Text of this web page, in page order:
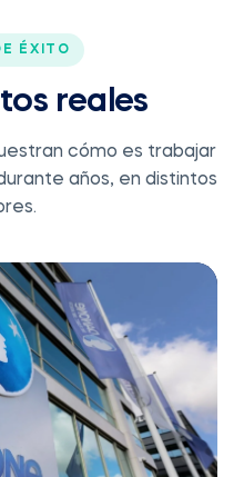
ÉXITO
reales
cómo es trabajar
años, en distintos